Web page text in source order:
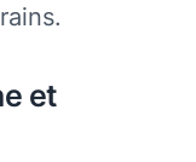
et